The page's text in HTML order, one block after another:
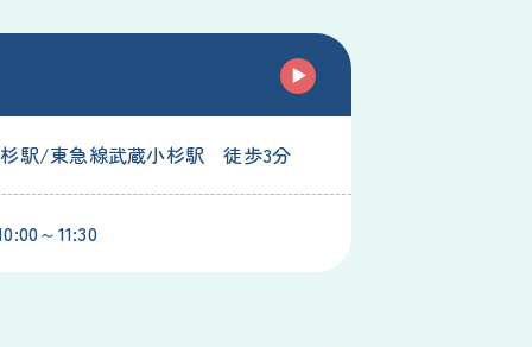
駅/東急線武蔵小杉駅 徒歩3分
～11:30